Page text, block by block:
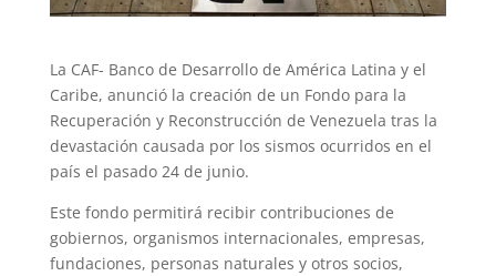
La CAF- Banco de Desarrollo de América Latina y el
Caribe, anunció la creación de un Fondo para la
Recuperación y Reconstrucción de Venezuela tras la
devastación causada por los sismos ocurridos en el
país el pasado 24 de junio.
Este fondo permitirá recibir contribuciones de
gobiernos, organismos internacionales, empresas,
fundaciones, personas naturales y otros socios,